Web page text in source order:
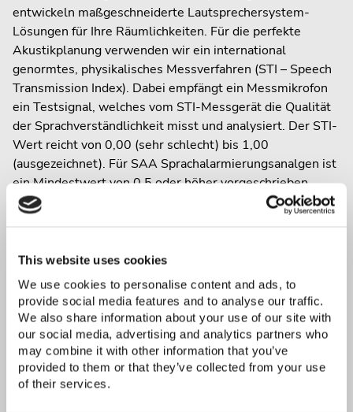
This website uses cookies
We use cookies to personalise content and ads, to
provide social media features and to analyse our traffic.
We also share information about your use of our site with
our social media, advertising and analytics partners who
may combine it with other information that you’ve
provided to them or that they’ve collected from your use
of their services.
entwickeln maßgeschneiderte Lautsprechersystem-
Lösungen für Ihre Räumlichkeiten. Für die perfekte
Akustikplanung verwenden wir ein international
genormtes, physikalisches Messverfahren (STI – Speech
Transmission Index). Dabei empfängt ein Messmikrofon
ein Testsignal, welches vom STI-Messgerät die Qualität
der Sprachverständlichkeit misst und analysiert. Der STI-
Wert reicht von 0,00 (sehr schlecht) bis 1,00
(ausgezeichnet). Für SAA Sprachalarmierungsanalgen ist
ein Mindestwert von 0,5 oder höher vorgeschrieben.